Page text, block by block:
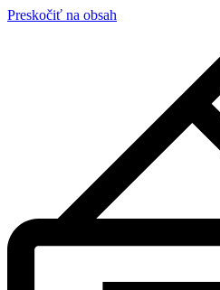
Preskočiť na obsah